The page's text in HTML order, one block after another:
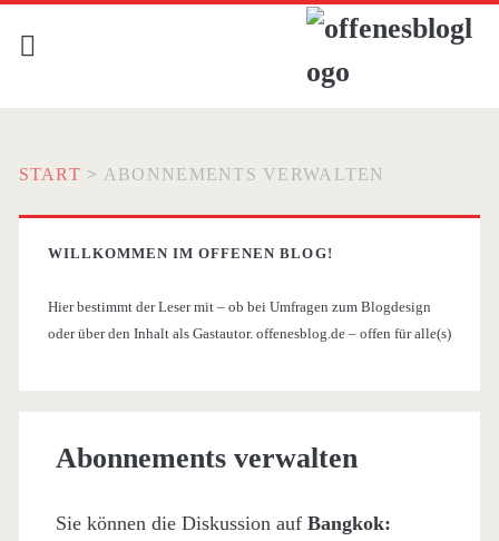
START > ABONNEMENTS VERWALTEN
WILLKOMMEN IM OFFENEN BLOG!
Hier bestimmt der Leser mit – ob bei Umfragen zum Blogdesign
oder über den Inhalt als Gastautor. offenesblog.de – offen für alle(s)
Abonnements verwalten
Sie können die Diskussion auf Bangkok: